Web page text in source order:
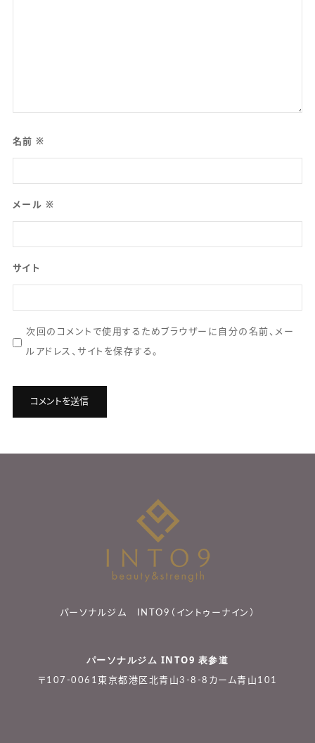
名前※
メール ※
サイト
次回のコメントで使用するためブラウザーに自分の名前、メー
ルアドレス、サイトを保存する。
パーソナルジム INTO9（イントゥーナイン）
パーソナルジム INTO9 表参道
〒107-0061東京都港区北青山3-8-8カーム青山101